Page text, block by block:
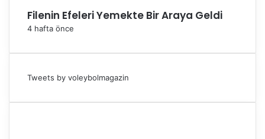
Filenin Efeleri Yemekte Bir Araya Geldi
4 hafta önce
Tweets by voleybolmagazin